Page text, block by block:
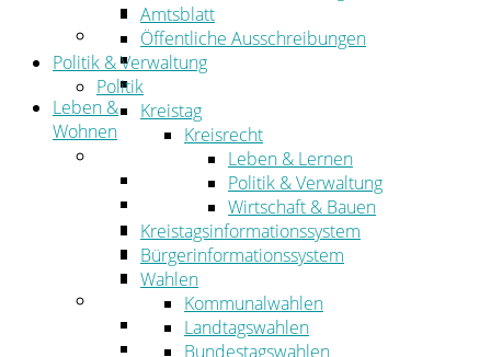
Landwirtschaft
Tourismus
Freizeit und Urlaub im Landkreis
Veranstaltungen
Leben &
Wohnen
Migration
Schulen, Bildung, Sport und Kultur
Soziales
Gesundheit
Jugend, Familie und Senioren
Bauen und Planen
Abfall
Amtsblatt
Öffentliche Ausschreibungen
Politik & Verwaltung
Politik
Kreistag
Kreisrecht
Leben & Lernen
Politik & Verwaltung
Wirtschaft & Bauen
Kreistagsinformationssystem
Bürgerinformationssystem
Wahlen
Kommunalwahlen
Landtagswahlen
Bundestagswahlen